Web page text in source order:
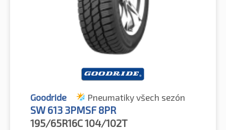
Goodride Pneumatiky všech sezón
SW 613 3PMSF 8PR
195/65R16C104/102T